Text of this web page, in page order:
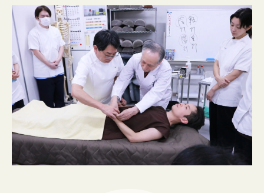
イベント
お知らせ
よくある質問
お問い合わせ
個人情報保護方針
アクセス
附属臨床施設
対象者別